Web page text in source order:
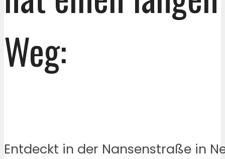
Weg:
Entdeckt in der Nansenstraße in